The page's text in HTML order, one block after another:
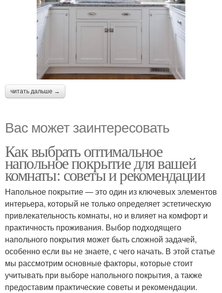
читать дальше →
Вас может заинтересовать
Как выбрать оптимальное
напольное покрытие для вашей
комнаты: советы и рекомендации
Напольное покрытие — это один из ключевых элементов
интерьера, который не только определяет эстетическую
привлекательность комнаты, но и влияет на комфорт и
практичность проживания. Выбор подходящего
напольного покрытия может быть сложной задачей,
особенно если вы не знаете, с чего начать. В этой статье
мы рассмотрим основные факторы, которые стоит
учитывать при выборе напольного покрытия, а также
предоставим практические советы и рекомендации.